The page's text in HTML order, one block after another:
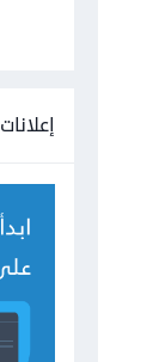
إعلانات